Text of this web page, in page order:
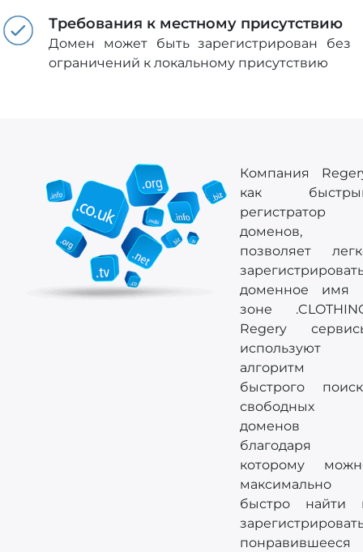
Требования к местному присутствию
Домен может быть зарегистрирован без
ограничений к локальному присутствию
Компания
как
регистратор
доменов,
позволяет
доменное имя
зоне
Regery
используют
алгоритм
быстрого
свободных
доменов
благодаря
которому
максимально
быстро найти
понравившееся